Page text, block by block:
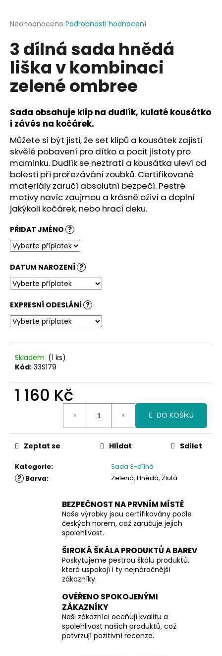
Průměrné
produktu
je
0,0
5
hvězdiček.
Neohodnoceno Podrobnosti hodnocení
3 dílná sada hnědá
liška v kombinaci
zelené ombree
Sada obsahuje klip na dudlík, kulaté kousátko
i závěs na kočárek.
Můžete si být jisti, že set klipů a kousátek zajistí
skvělé pobavení pro dítko a pocit jistoty pro
maminku. Dudlík se neztratí a kousátka uleví od
bolesti při prořezávání zoubků. Certifikované
materiály zaručí absolutní bezpečí. Pestré
motivy navíc zaujmou a krásně oživí a doplní
jakýkoli kočárek, nebo hrací deku.
PŘIDAT JMÉNO ?
DATUM NAROZENÍ ?
EXPRESNÍ ODESLÁNÍ ?
Skladem (1 ks)
Kód: 33S179
1 160 Kč
DO KOŠÍKU
Kategorie: Sada 3-dílná
? Barva: Zelená, Hnědá, Žlutá
Zeptat se Hlídat Sdílet
BEZPEČNOST NA PRVNÍM MÍSTĚ
Naše výrobky jsou certifikovány podle
českých norem, což zaručuje jejich
spolehlivost.
ŠIROKÁ ŠKÁLA PRODUKTŮ A BAREV
Poskytujeme pestrou škálu produktů,
která uspokojí i ty nejnáročnější
zákazníky.
OVĚŘENO SPOKOJENÝMI
ZÁKAZNÍKY
Naši zákazníci oceňují kvalitu a
spolehlivost našich produktů, což
potvrzují pozitivní recenze.
j
í
t
?
HLEDAT
D
o
p
o
r
u
č
u
j
m
e